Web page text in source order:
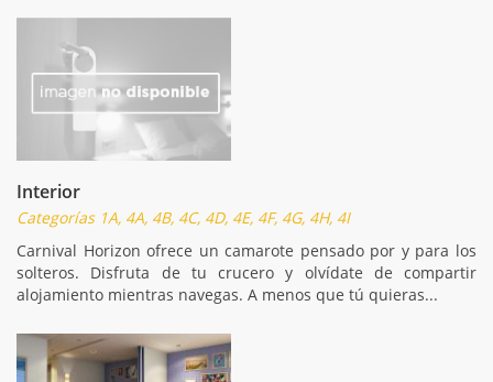
Interior
Categorías 1A, 4A, 4B, 4C, 4D, 4E, 4F, 4G, 4H, 4I
Carnival Horizon ofrece un camarote pensado por y para los
solteros. Disfruta de tu crucero y olvídate de compartir
alojamiento mientras navegas. A menos que tú quieras...